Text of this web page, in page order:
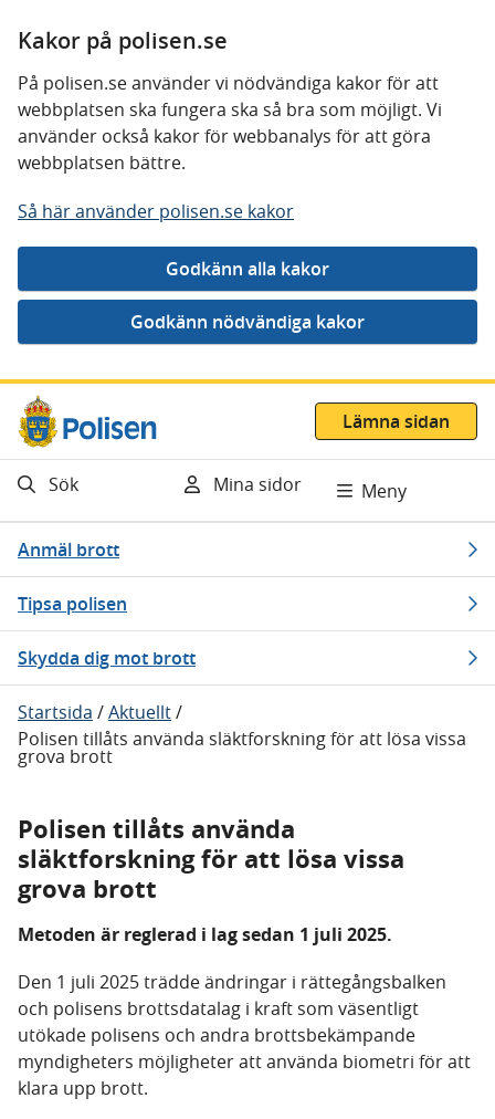
Kakor på polisen.se
På polisen.se använder vi nödvändiga kakor för att
webbplatsen ska fungera ska så bra som möjligt. Vi
använder också kakor för webbanalys för att göra
webbplatsen bättre.
Så här använder polisen.se kakor
Gå direkt till innehåll
Lämna sidan
Sök Mina sidor Meny
Anmäl brott
Tipsa polisen
Skydda dig mot brott
Startsida /Aktuellt/
Polisen tillåts använda släktforskning för att lösa vissa
grova brott
Polisen tillåts använda
släktforskning för att lösa vissa
grova brott
Metoden är reglerad i lag sedan 1 juli 2025.
Den 1 juli 2025 trädde ändringar i rättegångsbalken
och polisens brottsdatalag i kraft som väsentligt
utökade polisens och andra brottsbekämpande
myndigheters möjligheter att använda biometri för att
klara upp brott.